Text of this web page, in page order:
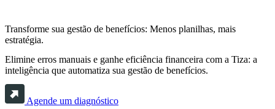
Transforme sua gestão de benefícios: Menos planilhas, mais
estratégia.
Elimine erros manuais e ganhe eficiência financeira com a Tiza: a
inteligência que automatiza sua gestão de benefícios.
Agende um diagnóstico